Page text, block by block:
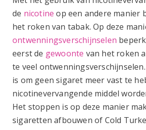
de nicotine op een andere manier
het roken van tabak. Op deze
ontwenningsverschijnselen
eerst de gewoonte van het roken
te veel
is om geen sigaret meer vast te
nicotinevervangende middel
Het stoppen is op deze manier
sigaretten afbouwen of Cold